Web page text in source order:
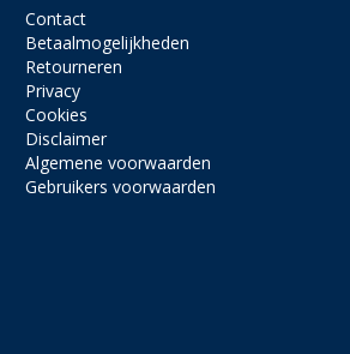
Contact
Betaalmogelijkheden
Retourneren
Privacy
Cookies
Disclaimer
Algemene voorwaarden
Gebruikers voorwaarden